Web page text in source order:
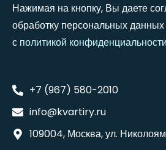
Нажимая на кнопку, Вы даете
обработку персональных данных
с политикой конфиденциальности
+7 (967) 580-2010
info@kvartiry.ru
109004, Москва, ул.